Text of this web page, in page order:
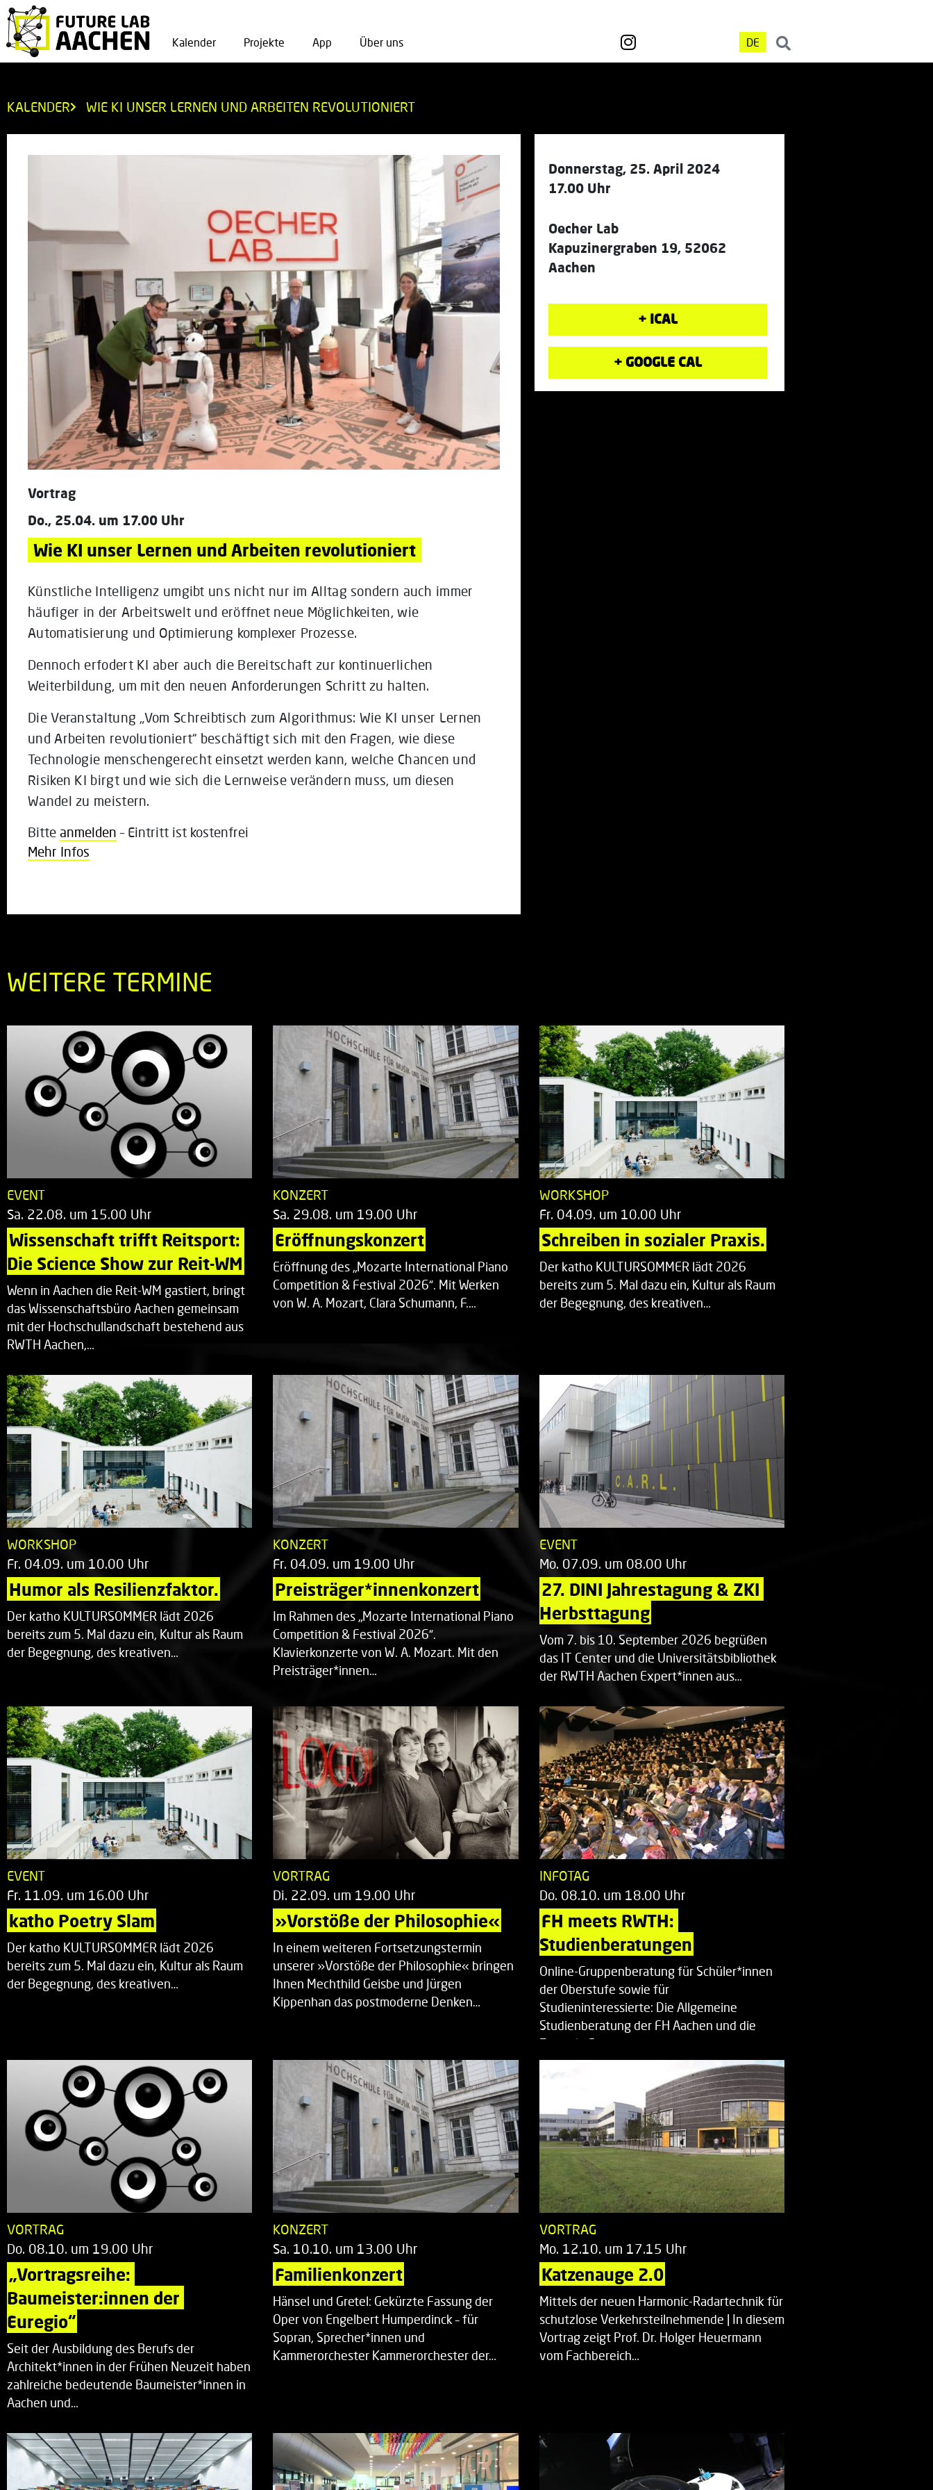
Kalender Projekte App Über uns DE
KALENDER WIE KI UNSER LERNEN UND ARBEITEN REVOLUTIONIERT
Vortrag
Do., 25.04. um 17.00 Uhr
Wie KI unser Lernen und Arbeiten revolutioniert
Künstliche Intelligenz umgibt uns nicht nur im Alltag sondern auch immer
häufiger in der Arbeitswelt und eröffnet neue Möglichkeiten, wie
Automatisierung und Optimierung komplexer Prozesse.
Dennoch erfodert KI aber auch die Bereitschaft zur kontinuerlichen
Weiterbildung, um mit den neuen Anforderungen Schritt zu halten.
Die Veranstaltung „Vom Schreibtisch zum Algorithmus: Wie KI unser Lernen
und Arbeiten revolutioniert“ beschäftigt sich mit den Fragen, wie diese
Technologie menschengerecht einsetzt werden kann, welche Chancen und
Risiken KI birgt und wie sich die Lernweise verändern muss, um diesen
Wandel zu meistern.
Bitte anmelden – Eintritt ist kostenfrei
Mehr Infos
Donnerstag, 25. April 2024
17.00 Uhr
Oecher Lab
Kapuzinergraben 19, 52062
Aachen
+ ICAL
+ GOOGLE CAL
WEITERE TERMINE
EVENT
Sa. 22.08. um 15.00 Uhr
Wissenschaft trifft Reitsport:
Die Science Show zur Reit-WM
Wenn in Aachen die Reit-WM gastiert, bringt
das Wissenschaftsbüro Aachen gemeinsam
mit der Hochschullandschaft bestehend aus
RWTH Aachen,…
KONZERT
Sa. 29.08. um 19.00 Uhr
Eröffnungskonzert
Eröffnung des „Mozarte International Piano
Competition & Festival 2026“. Mit Werken
von W. A. Mozart, Clara Schumann, F.…
WORKSHOP
Fr. 04.09. um 10.00 Uhr
Schreiben in sozialer Praxis.
Der katho KULTURSOMMER lädt 2026
bereits zum 5. Mal dazu ein, Kultur als Raum
der Begegnung, des kreativen…
WORKSHOP
Fr. 04.09. um 10.00 Uhr
Humor als Resilienzfaktor.
Der katho KULTURSOMMER lädt 2026
bereits zum 5. Mal dazu ein, Kultur als Raum
der Begegnung, des kreativen…
KONZERT
Fr. 04.09. um 19.00 Uhr
Preisträger*innenkonzert
Im Rahmen des „Mozarte International Piano
Competition & Festival 2026“.
Klavierkonzerte von W. A. Mozart. Mit den
Preisträger*innen…
EVENT
Mo. 07.09. um 08.00 Uhr
27. DINI Jahrestagung & ZKI
Herbsttagung
Vom 7. bis 10. September 2026 begrüßen
das IT Center und die Universitätsbibliothek
der RWTH Aachen Expert*innen aus…
EVENT
Fr. 11.09. um 16.00 Uhr
katho Poetry Slam
Der katho KULTURSOMMER lädt 2026
bereits zum 5. Mal dazu ein, Kultur als Raum
der Begegnung, des kreativen…
VORTRAG
Di. 22.09. um 19.00 Uhr
»Vorstöße der Philosophie«
In einem weiteren Fortsetzungstermin
unserer »Vorstöße der Philosophie« bringen
Ihnen Mechthild Geisbe und Jürgen
Kippenhan das postmoderne Denken…
INFOTAG
Do. 08.10. um 18.00 Uhr
FH meets RWTH:
Studienberatungen
Online-Gruppenberatung für Schüler*innen
der Oberstufe sowie für
Studieninteressierte: Die Allgemeine
Studienberatung der FH Aachen und die
Zentrale Studienberatung…
VORTRAG
Do. 08.10. um 19.00 Uhr
„Vortragsreihe:
Baumeister:innen der
Euregio“
Seit der Ausbildung des Berufs der
Architekt*innen in der Frühen Neuzeit haben
zahlreiche bedeutende Baumeister*innen in
Aachen und…
KONZERT
Sa. 10.10. um 13.00 Uhr
Familienkonzert
Hänsel und Gretel: Gekürzte Fassung der
Oper von Engelbert Humperdinck – für
Sopran, Sprecher*innen und
Kammerorchester Kammerorchester der…
VORTRAG
Mo. 12.10. um 17.15 Uhr
Katzenauge 2.0
Mittels der neuen Harmonic-Radartechnik für
schutzlose Verkehrsteilnehmende | In diesem
Vortrag zeigt Prof. Dr. Holger Heuermann
vom Fachbereich…